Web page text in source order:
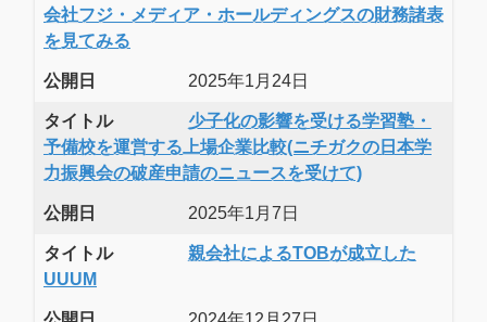
会社フジ・メディア・ホールディングスの財務諸表
を見てみる
公開日 2025年1月24日
タイトル
少子化の影響を受ける学習塾・
予備校を運営する上場企業比較(ニチガクの日本学
力振興会の破産申請のニュースを受けて)
公開日 2025年1月7日
タイトル
親会社によるTOBが成立した
UUUM